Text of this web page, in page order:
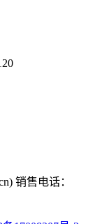
销售电话：